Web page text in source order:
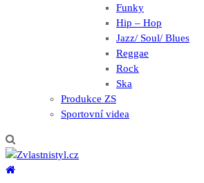
Funky
Hip – Hop
Jazz/ Soul/ Blues
Reggae
Rock
Ska
Produkce ZS
Sportovní videa